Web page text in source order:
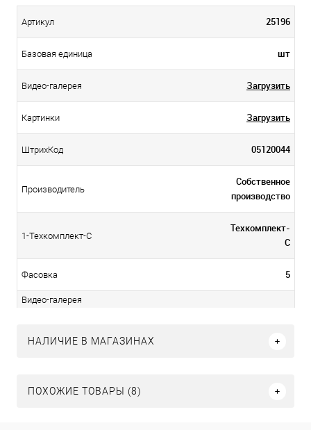
Артикул 25196
Базовая единица шт
Видео-галерея Загрузить
Картинки Загрузить
ШтрихКод 05120044
Производитель
Собственное
производство
1-Техкомплект-С
Техкомплект-
С
Фасовка 5
Видео-галерея
НАЛИЧИЕ В МАГАЗИНАХ
ПОХОЖИЕ ТОВАРЫ (8)